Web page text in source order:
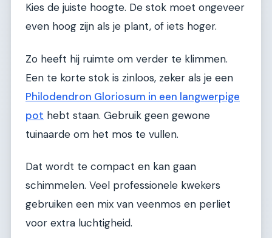
Kies de juiste hoogte. De stok moet ongeveer
even hoog zijn als je plant, of iets hoger.
Zo heeft hij ruimte om verder te klimmen.
Een te korte stok is zinloos, zeker als je een
Philodendron Gloriosum in een langwerpige
pot hebt staan. Gebruik geen gewone
tuinaarde om het mos te vullen.
Dat wordt te compact en kan gaan
schimmelen. Veel professionele kwekers
gebruiken een mix van veenmos en perliet
voor extra luchtigheid.